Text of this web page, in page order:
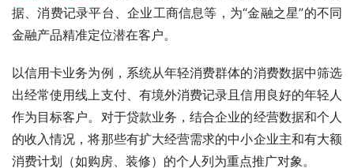
据、消费记录平台、企业工商信息等，为“金融之星”的不同
金融产品精准定位潜在客户。
以信用卡业务为例，系统从年轻消费群体的消费数据中筛选
出经常使用线上支付、有境外消费记录且信用良好的年轻人
作为目标客户。对于贷款业务，结合企业的经营数据和个人
的收入情况，将那些有扩大经营需求的中小企业主和有大额
消费计划（如购房、装修）的个人列为重点推广对象。